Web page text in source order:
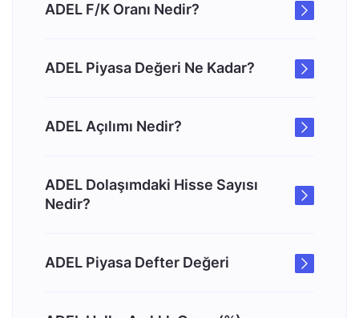
ADEL F/K Oranı Nedir?
ADEL Piyasa Değeri Ne Kadar?
ADEL Açılımı Nedir?
ADEL Dolaşımdaki Hisse Sayısı
Nedir?
ADEL Piyasa Defter Değeri